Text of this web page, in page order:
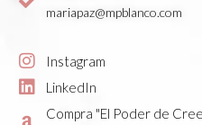
mariapaz@mpblanco.com
Instagram
LinkedIn
Compra "El Poder de